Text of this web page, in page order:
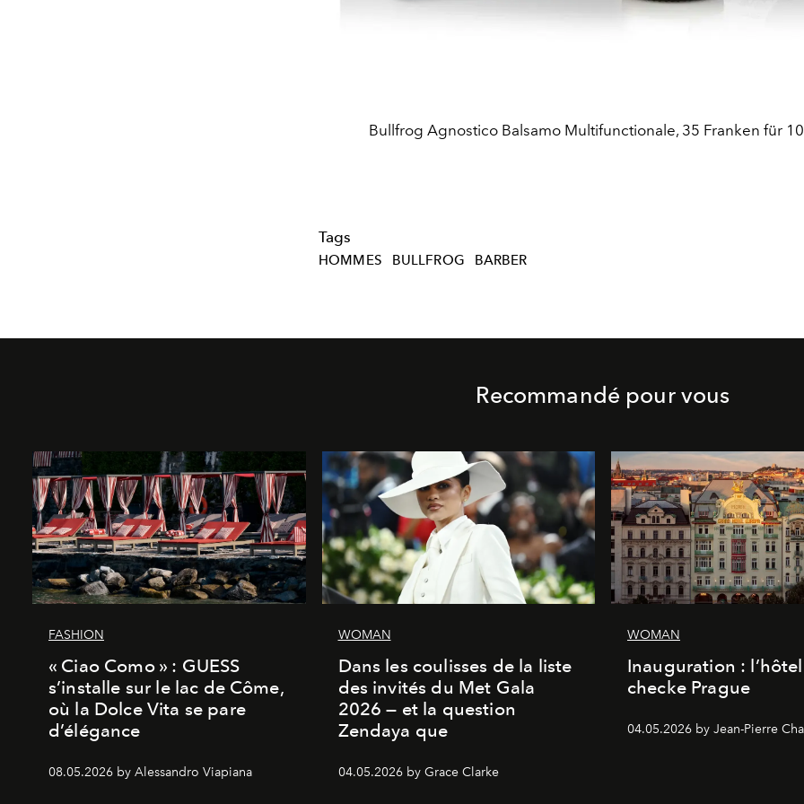
Bullfrog Agnostico Balsamo Multifunctionale, 35 Franken für
Tags
HOMMES BULLFROG BARBER
Recommandé pour vous
FASHION
« Ciao Como » : GUESS
s’installe sur le lac de Côme,
où la Dolce Vita se pare
d’élégance
08.05.2026 by Alessandro Viapiana
WOMAN
Dans les coulisses de la liste
des invités du Met Gala
2026 — et la question
Zendaya que
04.05.2026 by Grace Clarke
WOMAN
Inauguration :
checke Prague
04.05.2026 by Jean-Pierre